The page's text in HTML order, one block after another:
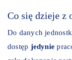
Co się dzieje z
Do danych
dostęp jedynie